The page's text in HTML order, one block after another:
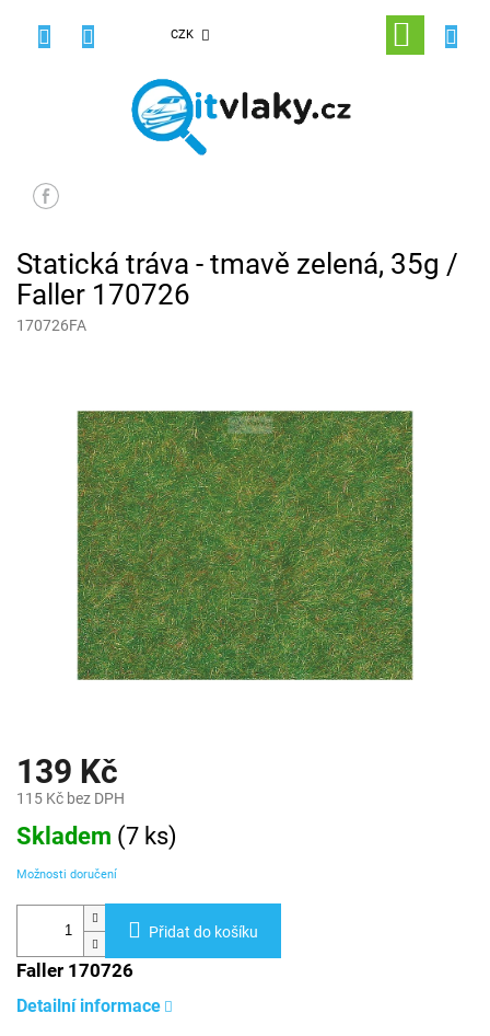
CZK
NÁKUPNÍ
KOŠÍK
Statická tráva - tmavě zelená, 35g /
Faller 170726
170726FA
139 Kč
115 Kč bez DPH
Měrná
cena:
Skladem (7 ks)
Možnosti doručení
Přidat do košíku
Faller 170726
Detailní informace